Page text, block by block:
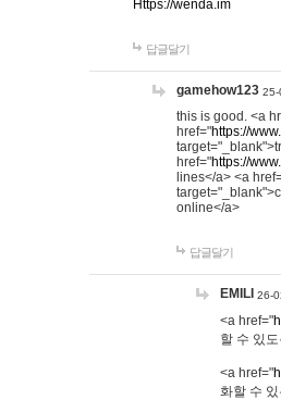
Https://wenda.im
답글달기
gamehow123 25-
this is good. <a
href="https://
href="https://
lines</a> <a
online</a>
답글달기
EMILI 26-
<a href="
할 수 있
<a href="
화할 수